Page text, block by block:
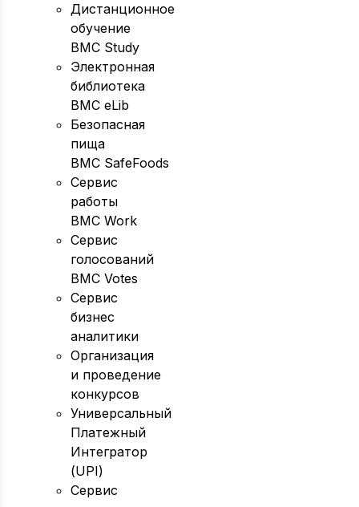
Дистанционное
обучение
BMC Study
Электронная
библиотека
BMC eLib
Безопасная
пища
BMC SafeFoods
Сервис
работы
BMC Work
Сервис
голосований
BMC Votes
Сервис
бизнес
аналитики
Организация
и проведение
конкурсов
Универсальный
Платежный
Интегратор
(UPI)
Сервис